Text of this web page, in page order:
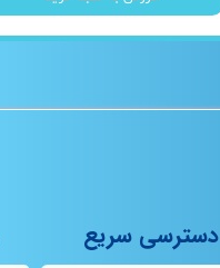
دسترسی سریع